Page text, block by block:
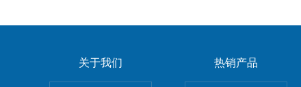
关于我们 热销产品